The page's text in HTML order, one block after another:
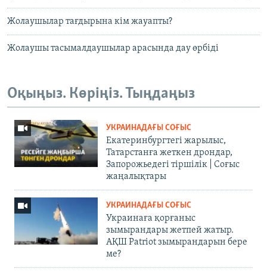
Жолаушылар тағдырына кім жауапты?
Жолаушы тасымалдаушылар арасында дау өрбіді
Оқыңыз. Көріңіз. Тыңдаңыз
УКРАИНАДАҒЫ СОҒЫС
Екатеринбургтегі жарылыс,
Татарстанға жеткен дрондар,
Запорожьедегі тіршілік | Cоғыс
жаңалықтары
УКРАИНАДАҒЫ СОҒЫС
Украинаға қорғаныс
зымырандары жетпей жатыр.
АҚШ Patriot зымырандарын бере
ме?